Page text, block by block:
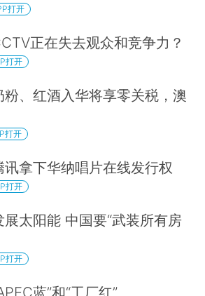
打开
正在失去观众和竞争力？
打开
粉、红酒入华将享零关税，澳
打开
讯拿下华纳唱片在线发行权
打开
展太阳能 中国要“武装所有房
打开
蓝”和“工厂红”